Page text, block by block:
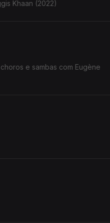
Khaan (2022)
e sambas com Eugène